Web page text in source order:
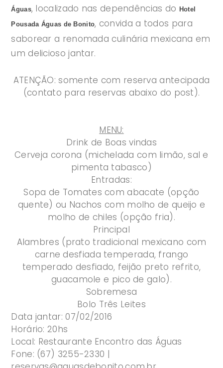
Águas, localizado nas dependências do Hotel
Pousada Águas de Bonito, convida a todos para
saborear a renomada culinária mexicana em
um delicioso jantar.
ATENÇÃO: somente com reserva antecipada
(contato para reservas abaixo do post).
MENU:
Drink de Boas vindas
Cerveja corona (michelada com limão, sal e
pimenta tabasco)
Entradas:
Sopa de Tomates com abacate (opção
quente) ou Nachos com molho de queijo e
molho de chiles (opção fria).
Principal
Alambres (prato tradicional mexicano com
carne desfiada temperada, frango
temperado desfiado, feijão preto refrito,
guacamole e pico de galo).
Sobremesa
Bolo Três Leites
Data jantar: 07/02/2016
Horário: 20hs
Local: Restaurante Encontro das Águas
Fone: (67) 3255-2330 |